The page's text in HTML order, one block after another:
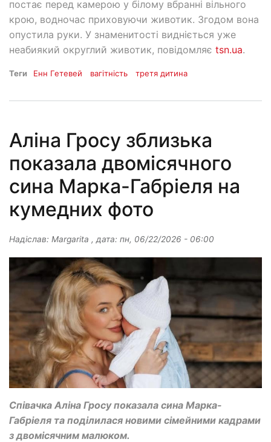
постає перед камерою у білому вбранні вільного
крою, водночас приховуючи животик. Згодом вона
опустила руки. У знаменитості видніється уже
неабиякий округлий животик, повідомляє tsn.ua.
Теги Енн Гетевей вагітність третя дитина
Аліна Гросу зблизька
показала двомісячного
сина Марка-Габріеля на
кумедних фото
Надіслав: Margarita , дата: пн, 06/22/2026 - 06:00
Співачка Аліна Гросу показала сина Марка-
Габріеля та поділилася новими сімейними кадрами
з двомісячним малюком.